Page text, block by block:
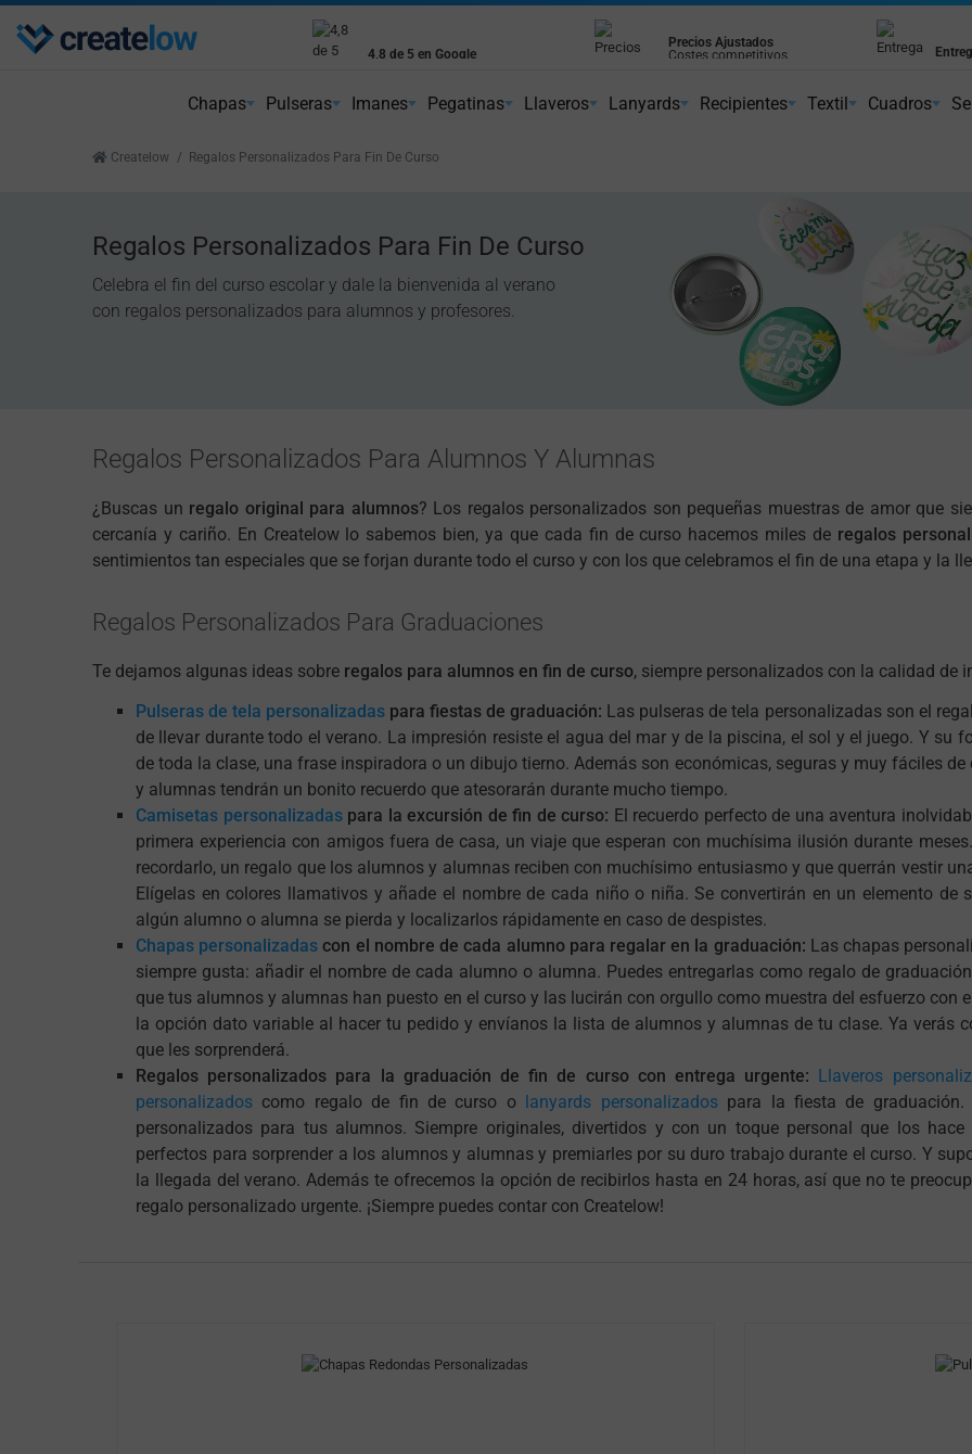
Envío gratis
Peninsular a partir de 75€
4,8 de 5 en Google
Precios Ajustados
Costes competitivos
Chapas Pulseras Imanes Pegatinas Llaveros Lanyards Recipientes Textil Cuadros
Createlow Regalos Personalizados Para Fin De Curso
Regalos Personalizados Para Fin De Curso
Celebra el fin del curso escolar y dale la bienvenida al verano
con regalos personalizados para alumnos y profesores.
Regalos Personalizados Para Alumnos Y Alumnas
¿Buscas un regalo original para alumnos? Los regalos personalizados son pequeñas muestras de amor que
cercanía y cariño. En Createlow lo sabemos bien, ya que cada fin de curso hacemos miles de regalos
sentimientos tan especiales que se forjan durante todo el curso y con los que celebramos el fin de una etapa y la
Regalos Personalizados Para Graduaciones
Te dejamos algunas ideas sobre regalos para alumnos en fin de curso, siempre personalizados con la calidad de
Pulseras de tela personalizadas para fiestas de graduación: Las pulseras de tela personalizadas son el
de llevar durante todo el verano. La impresión resiste el agua del mar y de la piscina, el sol y el juego. Y su
de toda la clase, una frase inspiradora o un dibujo tierno. Además son económicas, seguras y muy fáciles
y alumnas tendrán un bonito recuerdo que atesorarán durante mucho tiempo.
Camisetas personalizadaspara la excursión de fin de curso: El recuerdo perfecto de una aventura
primera experiencia con amigos fuera de casa, un viaje que esperan con muchísima ilusión durante
recordarlo, un regalo que los alumnos y alumnas reciben con muchísimo entusiasmo y que querrán vestir
Elígelas en colores llamativos y añade el nombre de cada niño o niña. Se convertirán en un elemento de
algún alumno o alumna se pierda y localizarlos rápidamente en caso de despistes.
Chapas personalizadas con el nombre de cada alumno para regalar en la graduación: Las chapas
siempre gusta: añadir el nombre de cada alumno o alumna. Puedes entregarlas como regalo de
que tus alumnos y alumnas han puesto en el curso y las lucirán con orgullo como muestra del esfuerzo con
la opción dato variable al hacer tu pedido y envíanos la lista de alumnos y alumnas de tu clase. Ya verás
que les sorprenderá.
Regalos personalizados para la graduación de fin de curso con entrega urgente: Llaveros
personalizados como regalo de fin de curso o lanyards personalizadospara la fiesta de graduación.
personalizados para tus alumnos. Siempre originales, divertidos y con un toque personal que los hace
perfectos para sorprender a los alumnos y alumnas y premiarles por su duro trabajo durante el curso. Y
la llegada del verano. Además te ofrecemos la opción de recibirlos hasta en 24 horas, así que no te
regalo personalizado urgente. ¡Siempre puedes contar con Createlow!